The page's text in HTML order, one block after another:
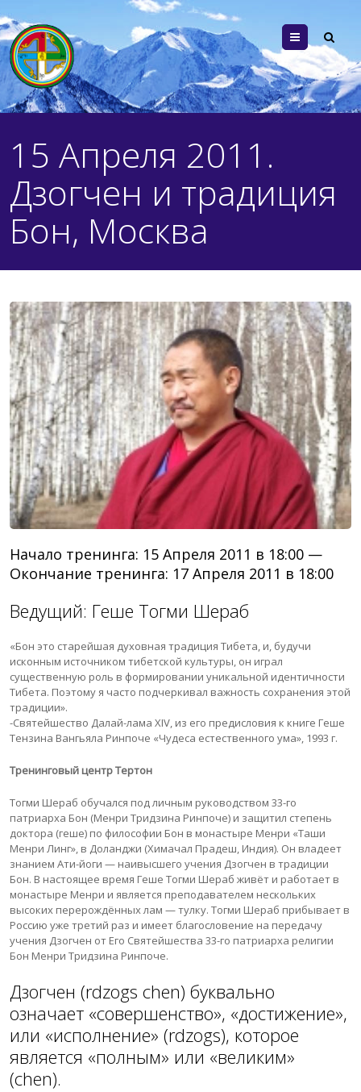
Menu
15 Апреля 2011.
Дзогчен и традиция
Бон, Москва
Начало тренинга: 15 Апреля 2011 в 18:00 —
Окончание тренинга: 17 Апреля 2011 в 18:00
Ведущий: Геше Тогми Шераб
«Бон это старейшая духовная традиция Тибета, и, будучи
исконным источником тибетской культуры, он играл
существенную роль в формировании уникальной идентичности
Тибета. Поэтому я часто подчеркивал важность сохранения этой
традиции».
-Святейшество Далай-лама XIV, из его предисловия к книге Геше
Тензина Вангьяла Ринпоче «Чудеса естественного ума», 1993 г.
Тренинговый центр Тертон
Тогми Шераб обучался под личным руководством 33-го
патриарха Бон (Менри Тридзина Ринпоче) и защитил степень
доктора (геше) по философии Бон в монастыре Менри «Таши
Менри Линг», в Доланджи (Химачал Прадеш, Индия). Он владеет
знанием Ати-йоги — наивысшего учения Дзогчен в традиции
Бон. В настоящее время Геше Тогми Шераб живёт и работает в
монастыре Менри и является преподавателем нескольких
высоких перерождённых лам — тулку. Тогми Шераб прибывает в
Россию уже третий раз и имеет благословение на передачу
учения Дзогчен от Его Святейшества 33-го патриарха религии
Бон Менри Тридзина Ринпоче.
Дзогчен (rdzogs chen) буквально
означает «совершенство», «достижение»,
или «исполнение» (rdzogs), которое
является «полным» или «великим»
(chen).